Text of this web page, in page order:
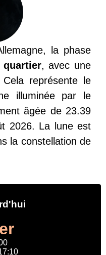
la phase
quartier, avec une
représente le
illuminée par le
âgée de 23.39
2026. La lune est
la constellation de